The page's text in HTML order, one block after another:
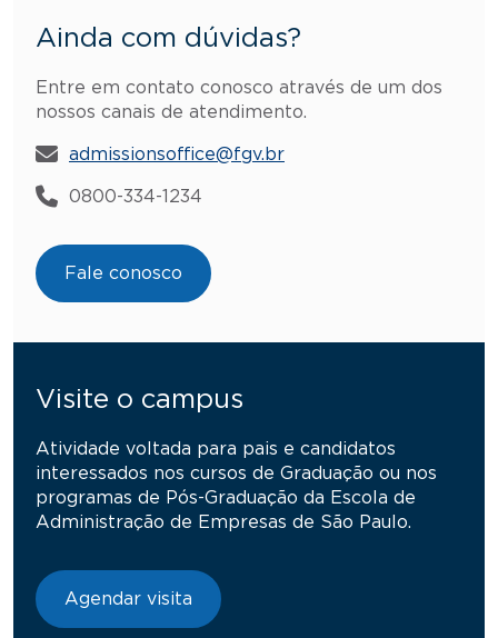
Ainda com dúvidas?
Entre em contato conosco através de um dos
nossos canais de atendimento.
admissionsoffice@fgv.br
0800-334-1234
Fale conosco
Visite o campus
Atividade voltada para pais e candidatos
interessados nos cursos de Graduação ou nos
programas de Pós-Graduação da Escola de
Administração de Empresas de São Paulo.
Agendar visita